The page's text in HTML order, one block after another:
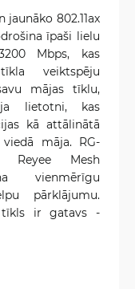
802.11ax
īpaši lielu
Mbps, kas
veiktspēju
mājas tīklu,
lietotni, kas
kā attālinātā
māja. RG-
Reyee Mesh
vienmērīgu
pārklājumu.
tīkls ir gatavs -